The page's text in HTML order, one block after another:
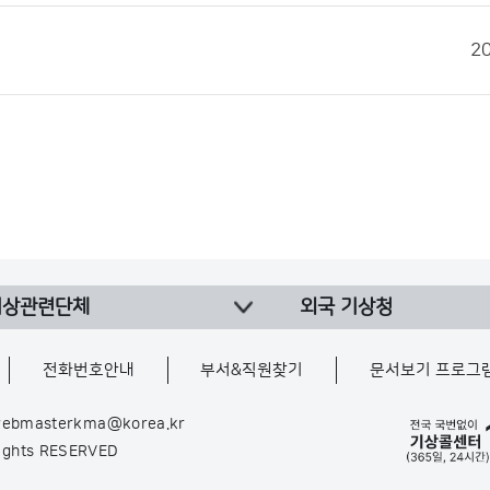
관련단체 외국 기상청
전화번호안내 부서&직원찾기 문서보기 프로그
RESERVED